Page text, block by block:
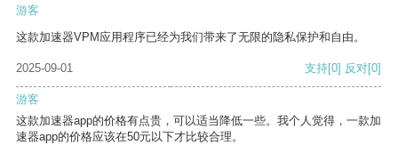
游客
这款加速器VPM应用程序已经为我们带来了无限的隐私保护和自由。
2025-09-01 支持[0] 反对[0]
游客
这款加速器app的价格有点贵，可以适当降低一些。我个人觉得，一款加
速器app的价格应该在50元以下才比较合理。